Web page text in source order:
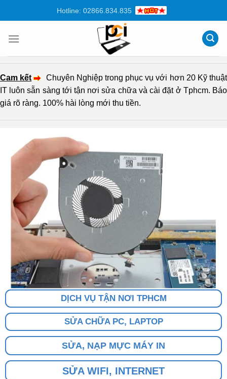
dung
Hotline: 02866.834.835
Cam kết
Chuyên Nghiệp trong phục vụ với hơn 20 Kỹ thuật
IT luôn sẵn sàng tới tận nơi sửa chữa và cài đặt ở Tphcm. Báo
giá rõ ràng. 100% hài lòng mới thu tiền.
DỊCH VỤ TẬN NƠI TPHCM
SỬA CHỮA PC, LAPTOP
SỬA, NẠP MỰC MÁY IN
SỬA WIFI, INTERNET